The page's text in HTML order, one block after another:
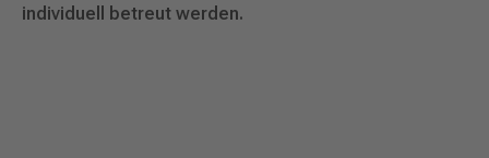
individuell betreut werden.